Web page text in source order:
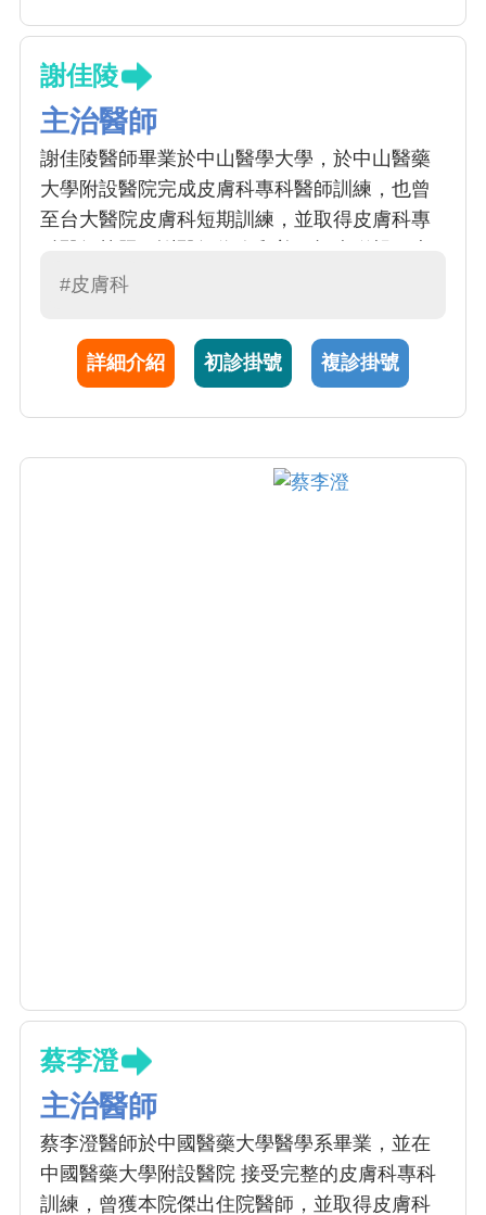
謝佳陵
主治醫師
謝佳陵醫師畢業於中山醫學大學，於中山醫藥
大學附設醫院完成皮膚科專科醫師訓練，也曾
至台大醫院皮膚科短期訓練，並取得皮膚科專
長於一般皮膚病 (濕疹、蕁麻疹、青春痘、藥物
、指甲/毛髮疾患、感染疾患 (帶狀皰疹、疥
瘡、黴菌感染)、皮膚腫瘤、美容醫學等。
#皮膚科
詳細介紹 初診掛號 複診掛號
蔡李澄
主治醫師
蔡李澄醫師於中國醫藥大學醫學系畢業，並在
中國醫藥大學附設醫院 接受完整的皮膚科專科
訓練，曾獲本院傑出住院醫師，並取得皮膚科